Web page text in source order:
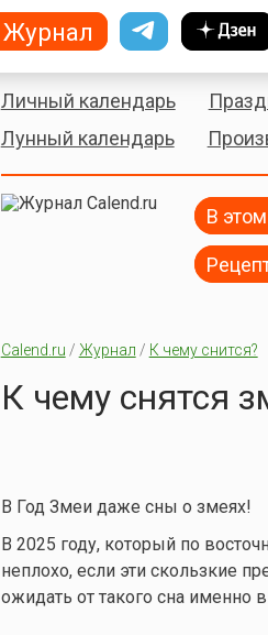
Личный календарь
Лунный календарь
В
Calend.ru / Журнал / К чему снится?
К чему снятся
В Год Змеи даже сны о змеях!
В 2025 году, который по
неплохо, если эти скользкие
ожидать от такого сна именно
Журнал